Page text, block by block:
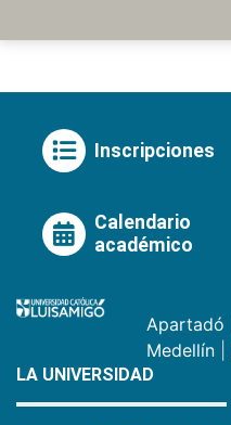
Inscripciones
Calendario
académico
Apartadó
Medellín
LA UNIVERSIDAD